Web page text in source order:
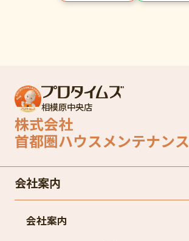
相模原中央店
株式会社
首都圏ハウスメンテナンス
会社案内
会社案内